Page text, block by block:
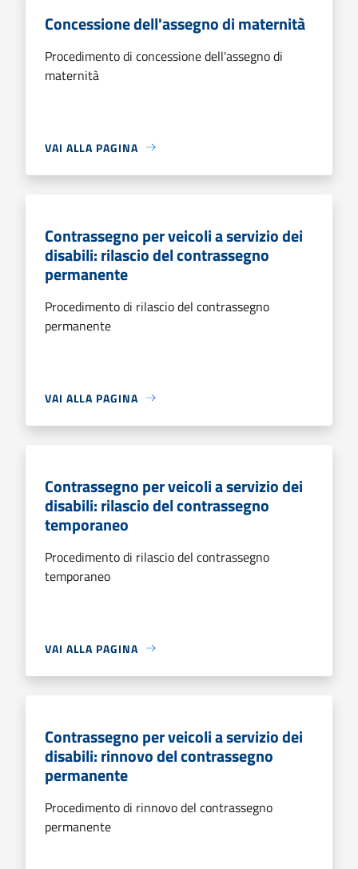
Concessione dell'assegno di maternità
Procedimento di concessione dell'assegno di
maternità
VAI ALLA PAGINA
Contrassegno per veicoli a servizio dei
disabili: rilascio del contrassegno
permanente
Procedimento di rilascio del contrassegno
permanente
VAI ALLA PAGINA
Contrassegno per veicoli a servizio dei
disabili: rilascio del contrassegno
temporaneo
Procedimento di rilascio del contrassegno
temporaneo
VAI ALLA PAGINA
Contrassegno per veicoli a servizio dei
disabili: rinnovo del contrassegno
permanente
Procedimento di rinnovo del contrassegno
permanente